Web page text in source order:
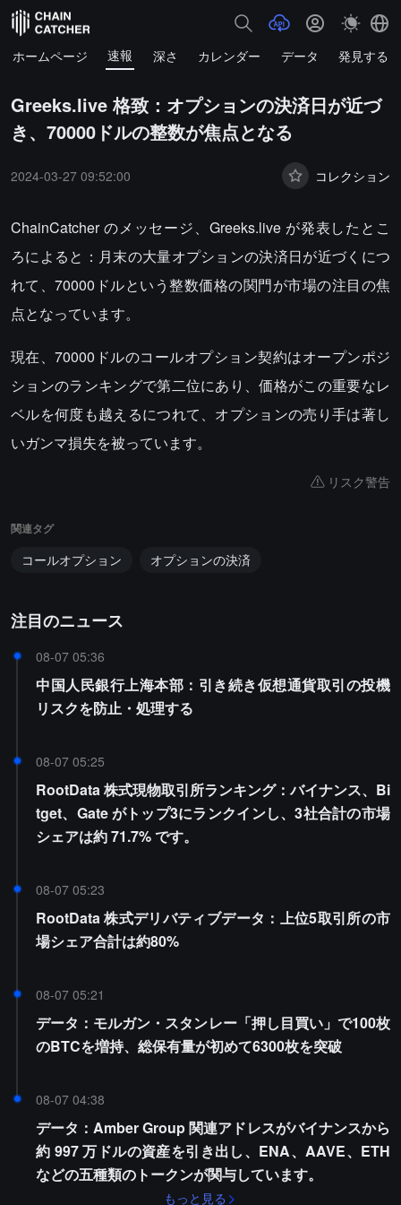
ホームページ 速報 深さ カレンダー データ 発見する
Greeks.live 格致：オプションの決済日が近づ
き、70000ドルの整数が焦点となる
2024-03-27 09:52:00 コレクション
ChainCatcher のメッセージ、Greeks.live が発表したとこ
ろによると：月末の大量オプションの決済日が近づくにつ
れて、70000ドルという整数価格の関門が市場の注目の焦
点となっています。
現在、70000ドルのコールオプション契約はオープンポジ
ションのランキングで第二位にあり、価格がこの重要なレ
ベルを何度も越えるにつれて、オプションの売り手は著し
いガンマ損失を被っています。
リスク警告
関連タグ
コールオプション オプションの決済
注目のニュース
08-07 05:36
中国人民銀行上海本部：引き続き仮想通貨取引の投機
リスクを防止・処理する
08-07 05:25
RootData 株式現物取引所ランキング：バイナンス、Bi
tget、Gate がトップ3にランクインし、3社合計の市場
シェアは約 71.7% です。
08-07 05:23
RootData 株式デリバティブデータ：上位5取引所の市
場シェア合計は約80%
08-07 05:21
データ：モルガン・スタンレー「押し目買い」で100枚
のBTCを増持、総保有量が初めて6300枚を突破
08-07 04:38
データ：Amber Group 関連アドレスがバイナンスから
約 997 万ドルの資産を引き出し、ENA、AAVE、ETH
などの五種類のトークンが関与しています。
もっと見る